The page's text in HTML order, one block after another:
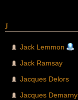
J
Jack Lemmon
Jack Ramsay
Jacques Delors
Jacques Demarny